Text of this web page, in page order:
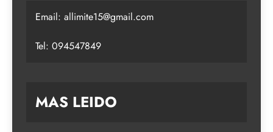
Email: allimite15@gmail.com
Tel: 094547849
MAS LEIDO